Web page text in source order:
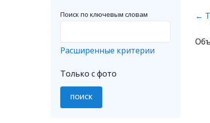
Поиск по ключевым словам
Расширенные критерии
Только с фото
←